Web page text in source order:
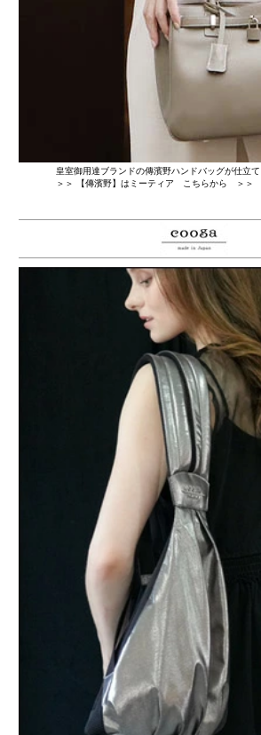
皇室御用達ブランドの傳濱野ハンドバッグが仕立
＞＞ 【傳濱野】はミーティア こちらから ＞＞